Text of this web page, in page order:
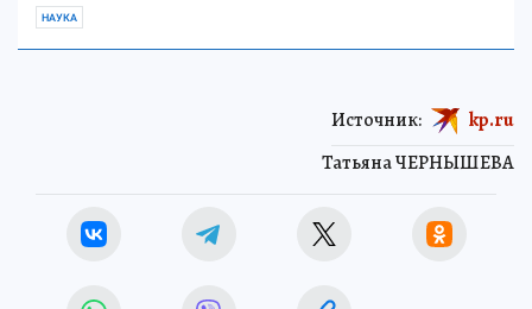
НАУКА
Татьяна ЧЕРНЫШЕВА
Источник: kp.ru